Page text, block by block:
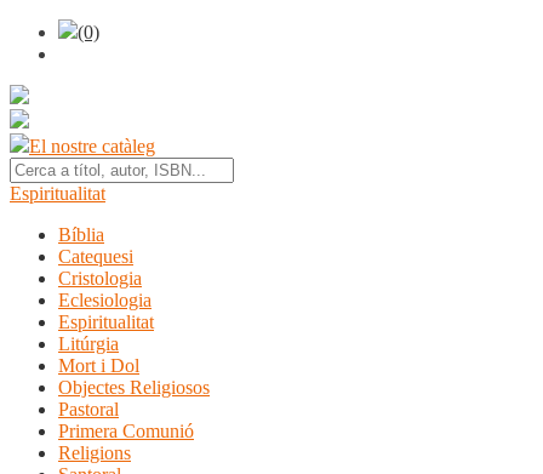
(0)
El nostre catàleg
Espiritualitat
Bíblia
Catequesi
Cristologia
Eclesiologia
Espiritualitat
Litúrgia
Mort i Dol
Objectes Religiosos
Pastoral
Primera Comunió
Religions